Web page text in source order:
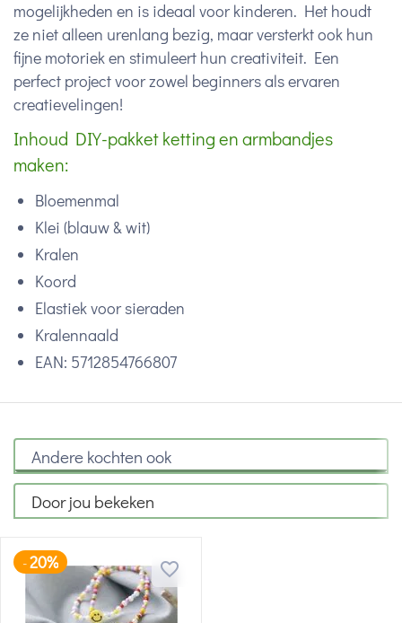
mogelijkheden en is ideaal voor kinderen. Het houdt
ze niet alleen urenlang bezig, maar versterkt ook hun
fijne motoriek en stimuleert hun creativiteit. Een
perfect project voor zowel beginners als ervaren
creatievelingen!
Inhoud DIY-pakket ketting en armbandjes
maken:
Bloemenmal
Klei (blauw & wit)
Kralen
Koord
Elastiek voor sieraden
Kralennaald
EAN: 5712854766807
Andere kochten ook
Door jou bekeken
-20%